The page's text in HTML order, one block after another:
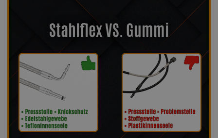
Stahlflex VS. Gummi